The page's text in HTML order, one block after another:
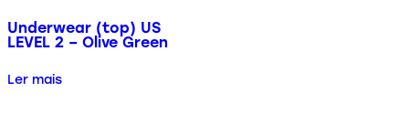
Underwear (top) US
LEVEL 2 – Olive Green
Ler mais